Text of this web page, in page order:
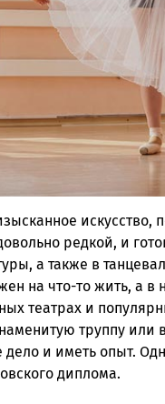
искусство,
редкой, и
а также в
на что-то жить, а
театрах и
труппу или
дело и иметь опыт.
диплома.